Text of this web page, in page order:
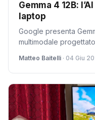
Gemma 4 12B:
laptop
Google presenta
multimodale
Matteo Baitelli · 04 Giu